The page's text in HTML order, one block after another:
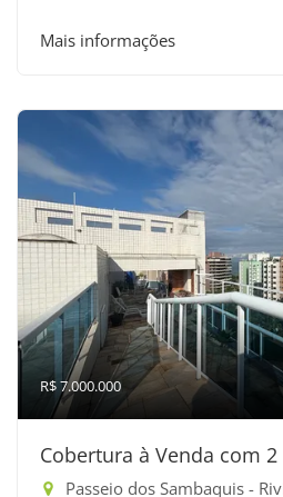
Mais informações
R$ 7.000.000
Cobertura à Venda com
Passeio dos Sambaquis - Riviera